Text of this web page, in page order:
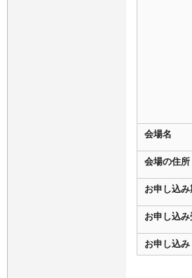
会場名
会場の住所
お申し込み
お申し込
お申し込み